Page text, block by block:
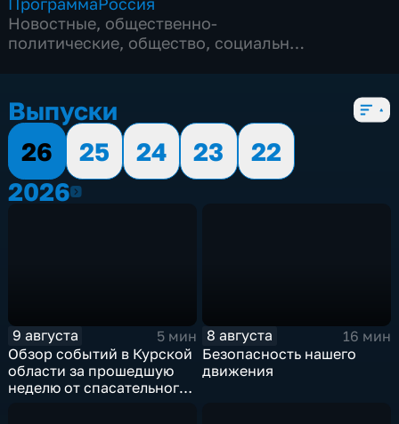
Новостные, общественно-
политические, общество, социально-
Выпуски
26
25 24 23
22
20262026
9 августа
5 мин
Обзор событий в Курской
области за прошедшую
неделю от спасательного
8 августа
16 мин
Безопасность нашего
движения